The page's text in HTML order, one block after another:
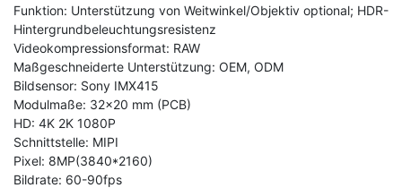
Funktion: Unterstützung von Weitwinkel/Objektiv optional; HDR-
Hintergrundbeleuchtungsresistenz
Videokompressionsformat: RAW
Maßgeschneiderte Unterstützung: OEM, ODM
Bildsensor: Sony IMX415
Modulmaße: 32x20 mm (PCB)
HD: 4K 2K 1080P
Schnittstelle: MIPI
Pixel: 8MP(3840*2160)
Bildrate: 60-90fps